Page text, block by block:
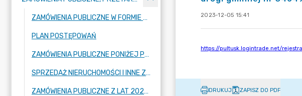
ZAMÓWIENIA PUBLICZNE W FORMIE PRZETARGU
PLAN POSTĘPOWAŃ
ZAMÓWIENIA PUBLICZNE PONIŻEJ PROGU
SPRZEDAŻ NIERUCHOMOŚCI I INNE ZAMÓWIENIA DOT. NIERUCHOMOŚCI
ZAMÓWIENIA PUBLICZNE Z LAT 2022 I WCZEŚNIEJ
2023-12-05 15:41
DRUKUJ ZAPISZ DO PDF